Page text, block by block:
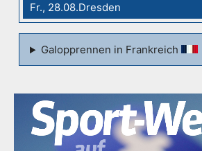
Fr., 28.08.Dresden
Galopprennen in Frankreich